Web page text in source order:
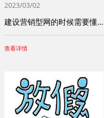
2023/03/02
建设营销型网的时候需要懂得这些问题
查看详情